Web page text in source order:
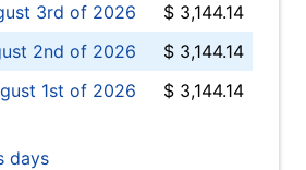
3rd of 2026
$ 3,144.14
2nd of 2026
$ 3,144.14
1st of 2026
$ 3,144.14
days